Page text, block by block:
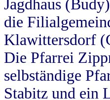
Jagdhaus
die
Klawittersdorf
Die Pfarrei
selbständige
Stabitz und ein